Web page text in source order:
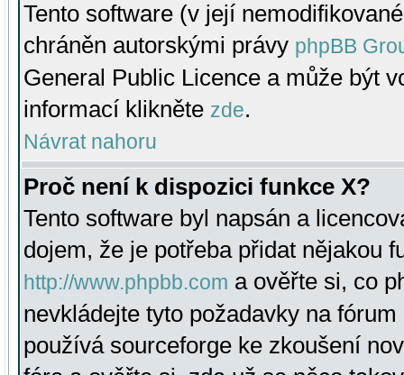
Tento software (v její
chráněn autorskými právy phpBB
General Public Licence a může být
informací klikněte zde.
Návrat nahoru
Proč není k dispozici funkce X?
Tento software byl napsán a
dojem, že je potřeba přidat nějakou
http://www.phpbb.com a ověřte si, co
nevkládejte tyto požadavky na
používá sourceforge ke zkoušení